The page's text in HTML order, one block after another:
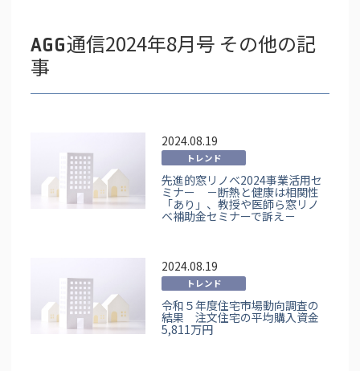
AGG通信2024年8月号 その他の記
事
2024.08.19
トレンド
先進的窓リノベ2024事業活用セ
ミナー －断熱と健康は相関性
「あり」、教授や医師ら窓リノ
ベ補助金セミナーで訴え－
2024.08.19
トレンド
令和５年度住宅市場動向調査の
結果 注文住宅の平均購入資金
5,811万円